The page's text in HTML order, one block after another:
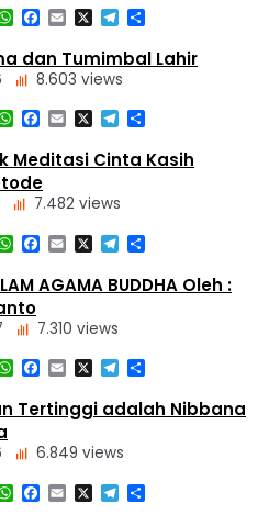
WhatsApp
Facebook
Email
X Telegram
Share
dan Tumimbal Lahir
8.603 views
WhatsApp
Facebook
Email
X Telegram
Share
Meditasi Cinta Kasih
7.482 views
WhatsApp
Facebook
Email
X Telegram
Share
AGAMA BUDDHA Oleh :
7.310 views
WhatsApp
Facebook
Email
X Telegram
Share
Tertinggi adalah Nibbana
6.849 views
WhatsApp
Facebook
Email
X Telegram
Share